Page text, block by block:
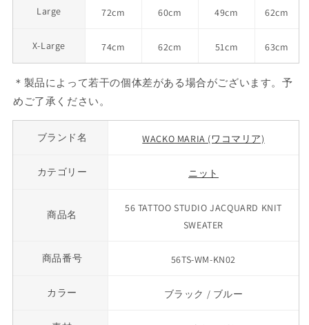
Large 72cm 60cm 49cm 62cm
X-Large 74cm 62cm 51cm 63cm
＊製品によって若干の個体差がある場合がございます。予
めご了承ください。
ブランド名 WACKO MARIA (ワコマリア)
カテゴリー ニット
商品名
56 TATTOO STUDIO JACQUARD KNIT
SWEATER
商品番号 56TS-WM-KN02
カラー ブラック / ブルー